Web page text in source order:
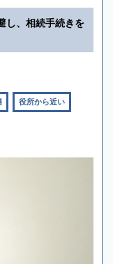
し、相続手続きを
役所から近い